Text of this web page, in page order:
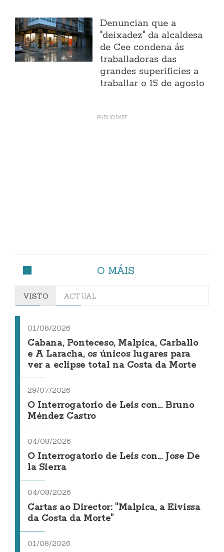
Denuncian que a
"deixadez" da alcaldesa
de Cee condena ás
traballadoras das
grandes superificies a
traballar o 15 de agosto
O MÁIS
VISTO ACTUAL
01/08/2026
Cabana, Ponteceso, Malpica, Carballo
e A Laracha, os únicos lugares para
ver a eclipse total na Costa da Morte
29/07/2026
O Interrogatorio de Leis con... Bruno
Méndez Castro
04/08/2026
O Interrogatorio de Leis con... Jose De
la Sierra
04/08/2026
Cartas ao Director: "Malpica, a Eivissa
da Costa da Morte"
01/08/2026